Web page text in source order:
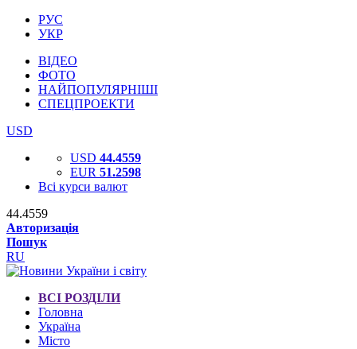
РУС
УКР
ВІДЕО
ФОТО
НАЙПОПУЛЯРНІШІ
СПЕЦПРОЕКТИ
USD
USD 44.4559
EUR 51.2598
Всі курси валют
44.4559
Авторизація
Пошук
RU
ВСІ РОЗДІЛИ
Головна
Україна
Місто